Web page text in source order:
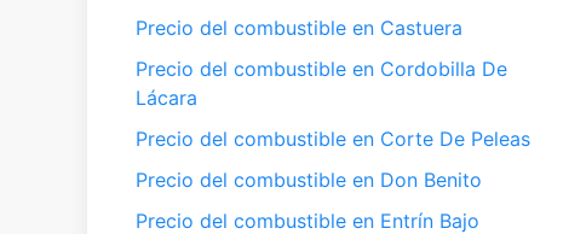
Precio del combustible en Castuera
Precio del combustible en Cordobilla De
Lácara
Precio del combustible en Corte De Peleas
Precio del combustible en Don Benito
Precio del combustible en Entrín Bajo